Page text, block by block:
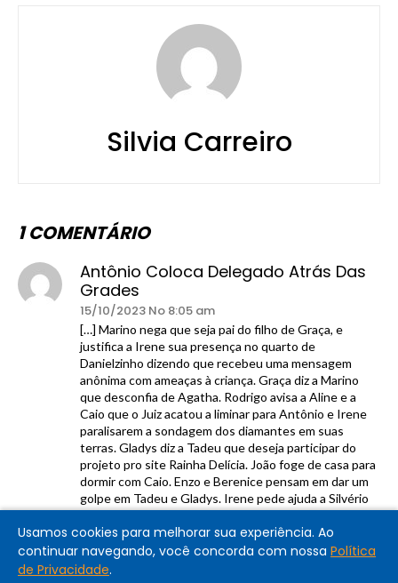
Silvia Carreiro
1 COMENTÁRIO
Antônio Coloca Delegado Atrás Das
Grades
15/10/2023 No 8:05 am
[…] Marino nega que seja pai do filho de Graça, e
justifica a Irene sua presença no quarto de
Danielzinho dizendo que recebeu uma mensagem
anônima com ameaças à criança. Graça diz a Marino
que desconfia de Agatha. Rodrigo avisa a Aline e a
Caio que o Juiz acatou a liminar para Antônio e Irene
paralisarem a sondagem dos diamantes em suas
terras. Gladys diz a Tadeu que deseja participar do
projeto pro site Rainha Delícia. João foge de casa para
dormir com Caio. Enzo e Berenice pensam em dar um
golpe em Tadeu e Gladys. Irene pede ajuda a Silvério
para fazer um teste de DNA no neto. […]
Comentários estão fechados.
Usamos cookies para melhorar sua experiência. Ao
continuar navegando, você concorda com nossa Política
de Privacidade.